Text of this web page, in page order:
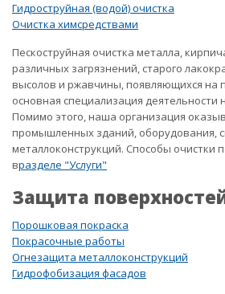
Гидроструйная (водой) очистка
Очистка химсредствами
Пескоструйная очистка металла,
различных загрязнений, старого
высолов и ржавчины, появляющихся на
основная специализация
Помимо этого, наша организация
промышленных зданий, оборудования,
металлоконструкций. Способы очистки
вразделе "Услуги"
Защита
Порошковая покраска
Покрасочные работы
Огнезащита металлоконструкций
Гидрофобизация фасадов